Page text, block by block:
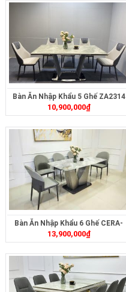
Bàn Ăn Nhập Khẩu 5 Ghế ZA2314
10,900,000₫
Bàn Ăn Nhập Khẩu 6 Ghế CERA-
2306
13,900,000₫